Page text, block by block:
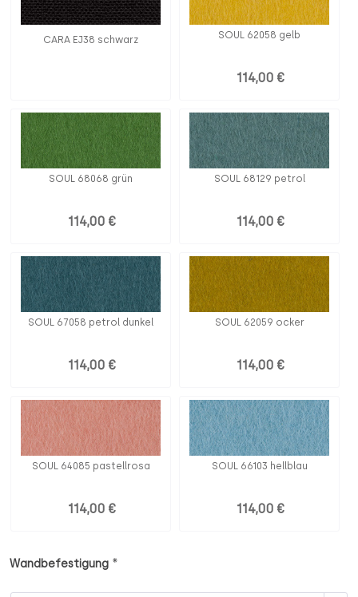
CARA EJ38 schwarz SOUL 62058 gelb
114,00 €
SOUL 68068 grün
114,00 €
SOUL 68129 petrol
114,00 €
SOUL 67058 petrol dunkel
114,00 €
SOUL 62059 ocker
114,00 €
SOUL 64085 pastellrosa
114,00 €
SOUL 66103 hellblau
114,00 €
Wandbefestigung *